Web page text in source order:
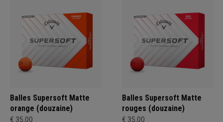
Balles Supersoft Matte
orange (douzaine)
€ 35,00
Balles Supersoft Matte
rouges (douzaine)
€ 35,00